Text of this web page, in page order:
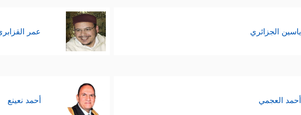
ياسين الجزائري عمر
أحمد العجمي أحمد نعينع